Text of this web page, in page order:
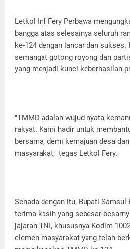
Letkol Inf Fery Perbawa
bangga atas selesainya seluruh
ke-124 dengan lancar dan
semangat gotong royong dan
yang menjadi kunci keberhasilan
"TMMD adalah wujud nyata
rakyat. Kami hadir untuk
bersama, demi kemajuan desa
masyarakat," tegas Letkol Fery.
Senada dengan itu, Bupati Samsul
terima kasih yang sebesar-
jajaran TNI, khususnya Kodim
elemen masyarakat yang telah